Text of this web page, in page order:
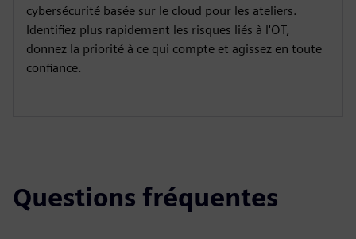
cybersécurité basée sur le cloud pour les ateliers.
Identifiez plus rapidement les risques liés à l'OT,
donnez la priorité à ce qui compte et agissez en toute
confiance.
Questions fréquentes